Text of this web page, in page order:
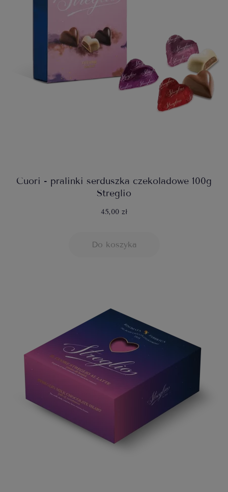
Cuori - pralinki serduszka czekoladowe 100g
Streglio
45,00 zł
Do koszyka